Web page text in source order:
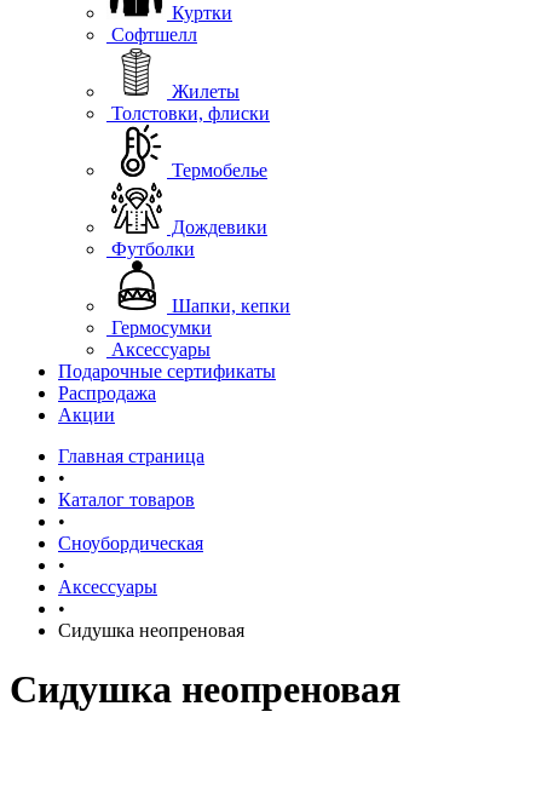
Куртки
Софтшелл
Жилеты
Толстовки, флиски
Термобелье
Дождевики
Футболки
Шапки, кепки
Гермосумки
Аксессуары
Подарочные сертификаты
Распродажа
Акции
Главная страница
•
Каталог товаров
•
Сноубордическая
•
Аксессуары
•
Сидушка неопреновая
Сидушка неопреновая